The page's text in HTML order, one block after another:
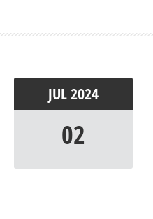
JUL2024
02